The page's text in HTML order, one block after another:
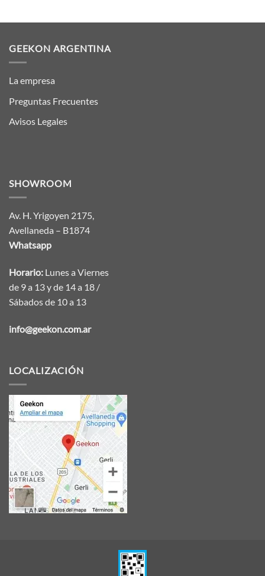
GEEKON ARGENTINA
La empresa
Preguntas Frecuentes
Avisos Legales
SHOWROOM
Av. H. Yrigoyen 2175,
Avellaneda – B1874
Whatsapp
Horario: Lunes a Viernes
de 9 a 13 y de 14 a 18 /
Sábados de 10 a 13
info@geekon.com.ar
LOCALIZACIÓN